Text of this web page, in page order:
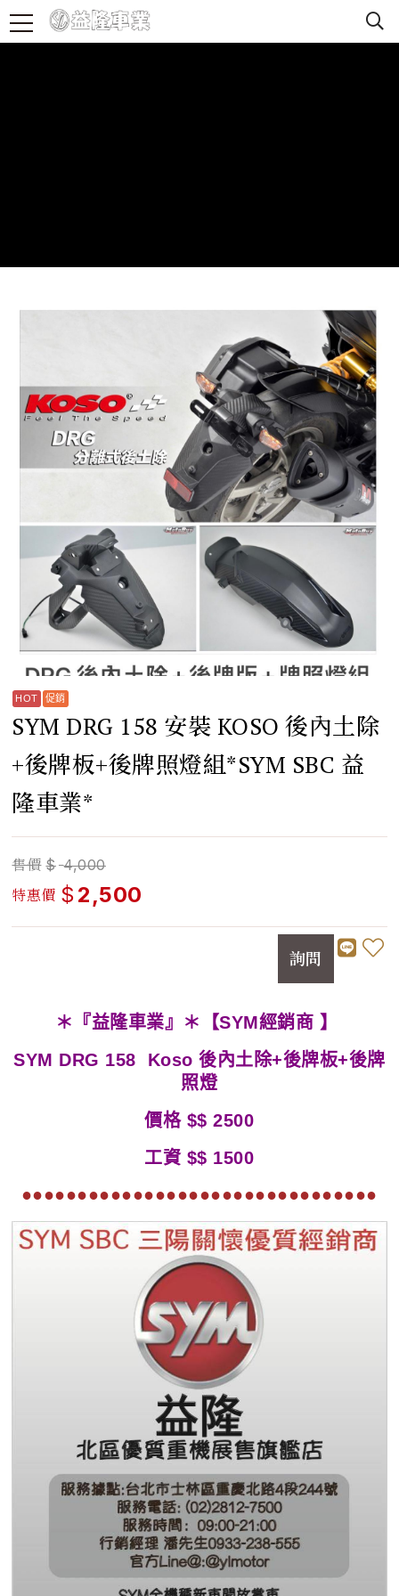
SYM DRG 158 安裝 KOSO 後內土除
+後牌板+後牌照燈組*SYM SBC 益
隆車業*
售價 $ 4,000
特惠價 $ 2,500
詢問
＊『益隆車業』＊【SYM經銷商 】
SYM DRG 158 Koso 後內土除+後牌板+後牌
照燈
價格 $$ 2500
工資 $$ 1500
●●●●●●●●●●●●●●●●●●●●●●●●●●●●●●●●